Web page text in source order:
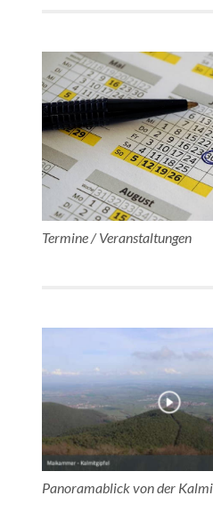
Termine / Veranstaltungen
Panoramablick von der